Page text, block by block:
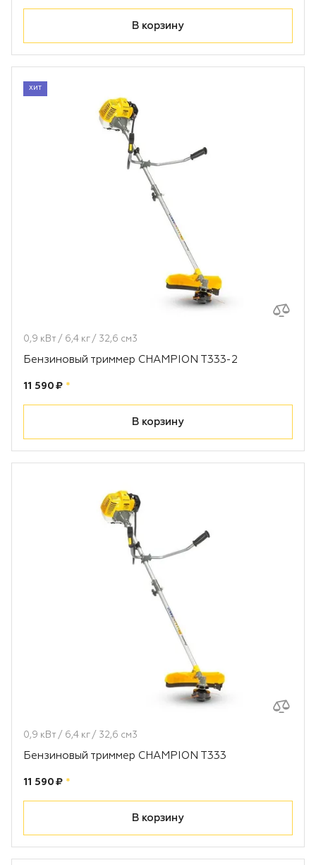
В корзину
ХИТ
0,9 кВт / 6,4 кг / 32,6 см3
Бензиновый триммер CHAMPION T333-2
Цена:
11 590 ₽ рублей
*
В корзину
0,9 кВт / 6,4 кг / 32,6 см3
Бензиновый триммер CHAMPION T333
Цена:
11 590 ₽ рублей
*
В корзину